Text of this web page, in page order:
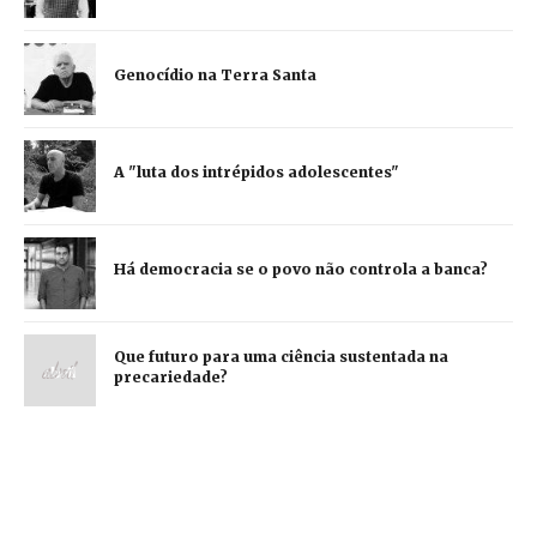
Genocídio na Terra Santa
A "luta dos intrépidos adolescentes"
Há democracia se o povo não controla a banca?
Que futuro para uma ciência sustentada na
precariedade?